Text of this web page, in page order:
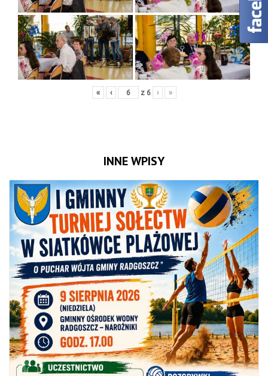
« ‹ z 6 › »
INNE WPISY